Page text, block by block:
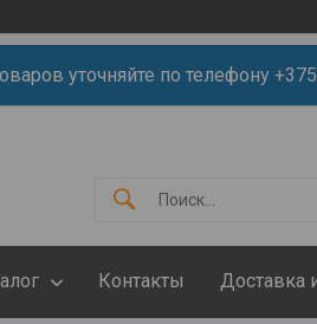
уточняйте по телефону
Контакты Доставка